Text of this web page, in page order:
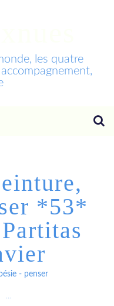
les quatre
*53*
- penser